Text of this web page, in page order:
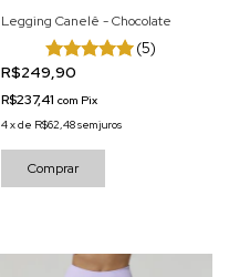
Legging Canelê - Chocolate
(5)
R$249,90
R$237,41 com Pix
4xde R$62,48sem juros
Comprar